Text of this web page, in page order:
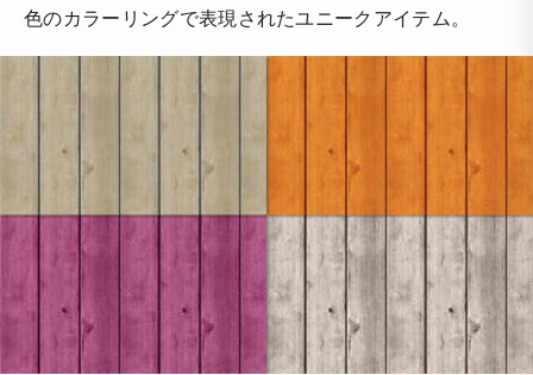
色のカラーリングで表現されたユニークアイテム。